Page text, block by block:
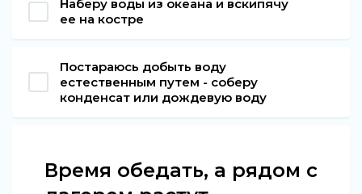
Наберу воды из океана и вскипячу
ее на костре
Постараюсь добыть воду
естественным путем - соберу
конденсат или дождевую воду
Время обедать, а рядом с